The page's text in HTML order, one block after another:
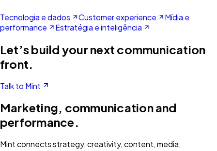
Tecnologia e dados Customer experience
Mídia e
performance
Estratégia e inteligência
Let’s build your next communication
front.
Talk to Mint
Marketing, communication and
performance.
Mint connects strategy, creativity, content, media,